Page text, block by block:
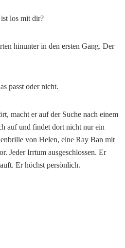
los mit dir?
hinunter in den ersten Gang. Der
passt oder nicht.
macht er auf der Suche nach einem
auf und findet dort nicht nur ein
von Helen, eine Ray Ban mit
Jeder Irrtum ausgeschlossen. Er
Er höchst persönlich.